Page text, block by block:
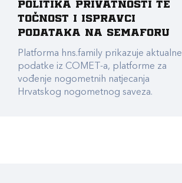
Politika privatnosti te
točnost i ispravci
podataka na Semaforu
Platforma hns.family prikazuje aktualne
podatke iz COMET-a, platforme za
vođenje nogometnih natjecanja
Hrvatskog nogometnog saveza.